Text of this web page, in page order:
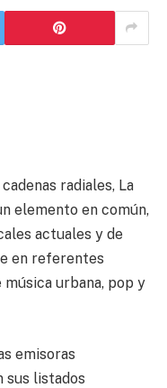
radiales, La
elemento en común,
actuales y de
en referentes
urbana, pop y
emisoras
sus listados